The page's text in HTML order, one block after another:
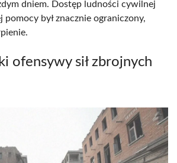
dniem. Dostęp ludności cywilnej
był znacznie ograniczony,
ofensywy sił zbrojnych